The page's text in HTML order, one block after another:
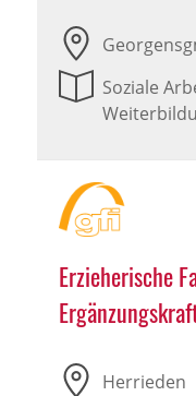
Soziale
Erzieherische
Herrieden